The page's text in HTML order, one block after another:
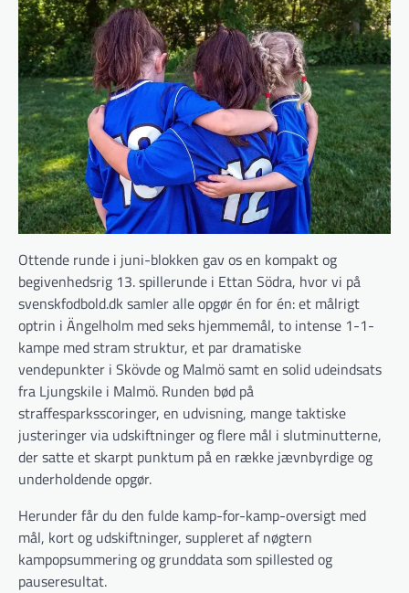
Ottende runde i juni-blokken gav os en kompakt og
begivenhedsrig 13. spillerunde i Ettan Södra, hvor vi på
svenskfodbold.dk samler alle opgør én for én: et målrigt
optrin i Ängelholm med seks hjemmemål, to intense 1-1-
kampe med stram struktur, et par dramatiske
vendepunkter i Skövde og Malmö samt en solid udeindsats
fra Ljungskile i Malmö. Runden bød på
straffesparksscoringer, en udvisning, mange taktiske
justeringer via udskiftninger og flere mål i slutminutterne,
der satte et skarpt punktum på en række jævnbyrdige og
underholdende opgør.
Herunder får du den fulde kamp-for-kamp-oversigt med
mål, kort og udskiftninger, suppleret af nøgtern
kampopsummering og grunddata som spillested og
pauseresultat.